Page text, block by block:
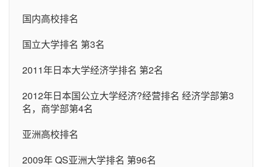
国内高校排名
国立大学排名 第3名
2011年日本大学经济学排名 第2名
2012年日本国公立大学经济?经营排名 经济学部第3
名，商学部第4名
亚洲高校排名
2009年 QS亚洲大学排名 第96名